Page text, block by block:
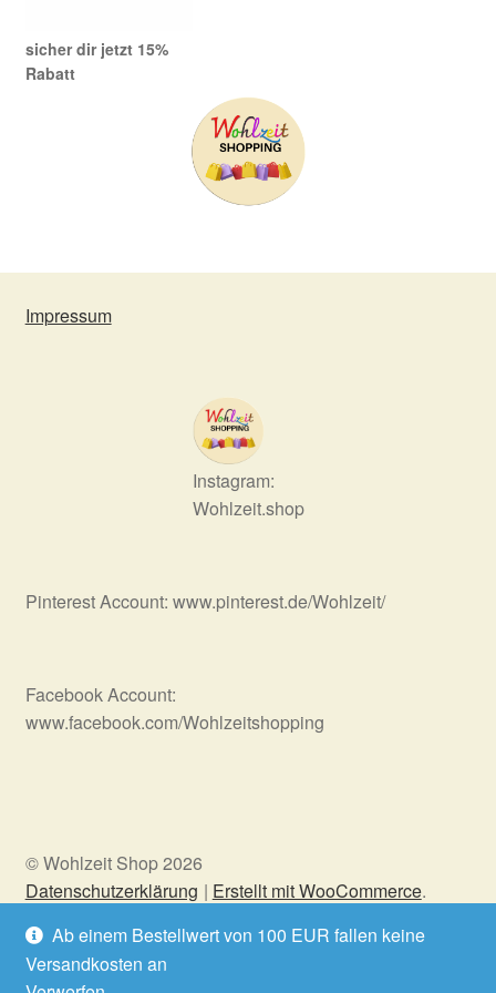
Ab einem Bestellwert von 100 EUR fallen keine
Versandkosten an
sicher dir jetzt 15%
Rabatt
Impressum
Instagram:
Wohlzeit.shop
Pinterest Account: www.pinterest.de/Wohlzeit/
Facebook Account:
www.facebook.com/Wohlzeitshopping
© Wohlzeit Shop 2026
Datenschutzerklärung
Erstellt mit WooCommerce.